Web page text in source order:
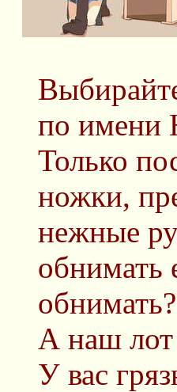
по имени
Только
ножки,
нежные
обнимать
А наш лот
У вас